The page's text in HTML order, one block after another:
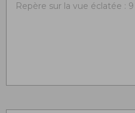
Repère sur la vue éclatée : 9